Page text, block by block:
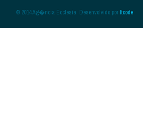
© 2014 Ag�ncia Ecclesia. Desenvolvido porItcode